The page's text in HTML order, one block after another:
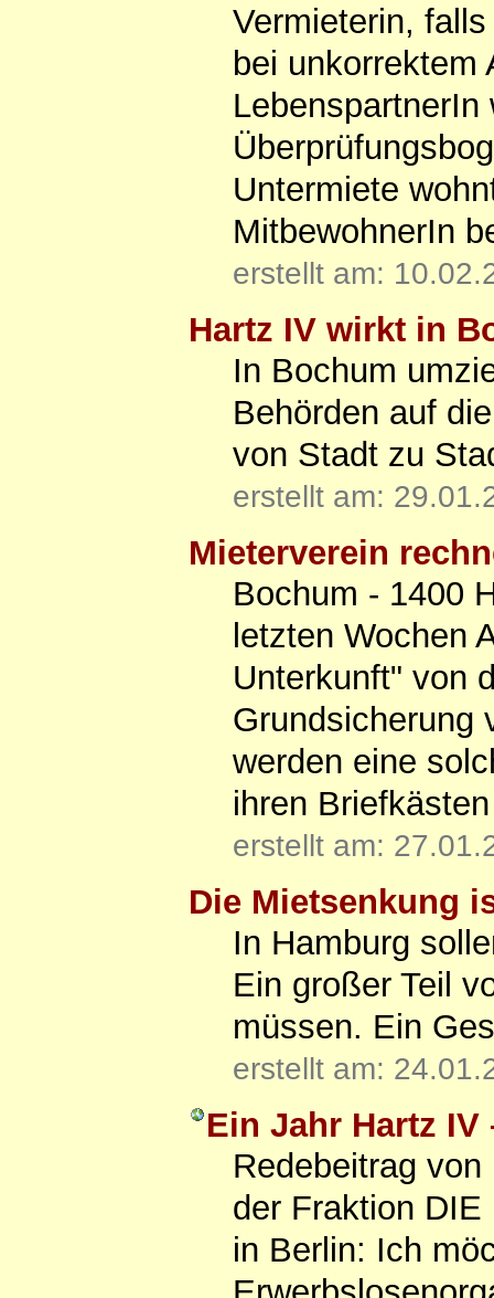
Vermieterin,
bei unkorrektem
Untermiete
MitbewohnerIn
erstellt am:
Hartz IV wirkt in
In Bochum
Behörden auf
von Stadt zu
erstellt am:
Mieterverein
Bochum - 1400
letzten Wochen
Unterkunft" von
Grundsicherung
werden eine
ihren
erstellt am:
Die Mietsenkung
In Hamburg
Ein großer Teil
müssen. Ein
erstellt am:
Ein Jahr Hartz
Redebeitrag
der Fraktion
in Berlin: Ich